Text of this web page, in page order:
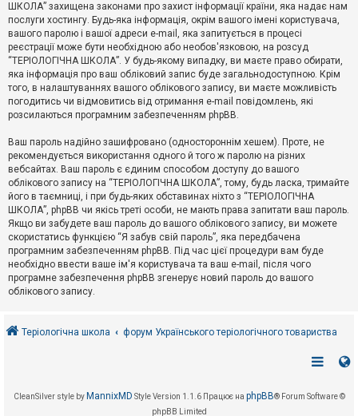
П
о
ш
у
Д
о
м
о
г
ШКОЛА” захищена законами про захист інформації країни, яка надає нам
послуги хостингу. Будь-яка інформація, окрім вашого імені користувача,
вашого паролю і вашої адреси e-mail, яка запитується в процесі
реєстрації може бути необхідною або необов'язковою, на розсуд
“ТЕРІОЛОГІЧНА ШКОЛА”. У будь-якому випадку, ви маєте право обирати,
яка інформація про ваш обліковий запис буде загальнодоступною. Крім
того, в налаштуваннях вашого облікового запису, ви маєте можливість
погодитись чи відмовитись від отримання e-mail повідомлень, які
розсилаються програмним забезпеченням phpBB.
Ваш пароль надійно зашифровано (одностороннім хешем). Проте, не
рекомендується використання одного й того ж паролю на різних
вебсайтах. Ваш пароль є єдиним способом доступу до вашого
облікового запису на “ТЕРІОЛОГІЧНА ШКОЛА”, тому, будь ласка, тримайте
його в таємниці, і при будь-яких обставинах ніхто з “ТЕРІОЛОГІЧНА
ШКОЛА”, phpBB чи якісь треті особи, не мають права запитати ваш пароль.
Якщо ви забудете ваш пароль до вашого облікового запису, ви можете
скористатись функцією “Я забув свій пароль”, яка передбачена
програмним забезпеченням phpBB. Під час цієї процедури вам буде
необхідно ввести ваше ім'я користувача та ваш e-mail, після чого
програмне забезпечення phpBB згенерує новий пароль до вашого
облікового запису.
Теріологічна школа форум Українського теріологічного товариства
CleanSilver style by MannixMD Style Version 1.1.6 Працює на phpBB® Forum Software ©
phpBB Limited